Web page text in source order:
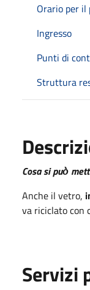
Orario per il
Ingresso
Punti di
Struttura
Cosa si può̀
Anche il vetro,
va riciclato con
Servizi